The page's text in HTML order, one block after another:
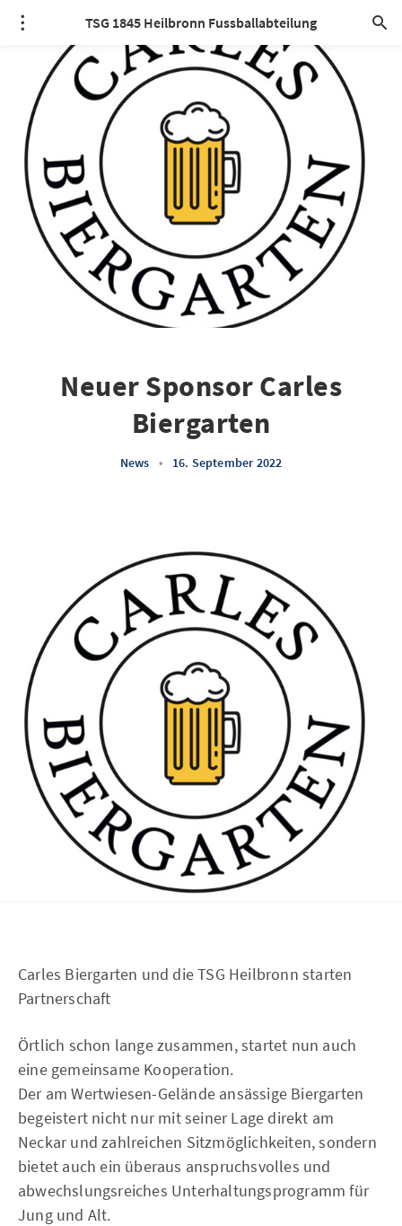
TSG 1845 Heilbronn Fussballabteilung
Neuer Sponsor Carles
Biergarten
News • 16. September 2022
Carles Biergarten und die TSG Heilbronn starten
Partnerschaft
Örtlich schon lange zusammen, startet nun auch
eine gemeinsame Kooperation.
Der am Wertwiesen-Gelände ansässige Biergarten
begeistert nicht nur mit seiner Lage direkt am
Neckar und zahlreichen Sitzmöglichkeiten, sondern
bietet auch ein überaus anspruchsvolles und
abwechslungsreiches Unterhaltungsprogramm für
Jung und Alt.